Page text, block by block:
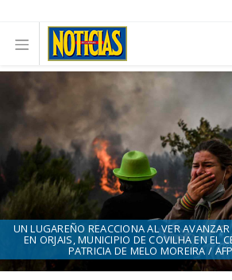
UN LUGAREÑO REACCIONA AL VER
EN ORJAIS, MUNICIPIO DE COVILHA EN EL
PATRICIA DE MELO MOREIRA /